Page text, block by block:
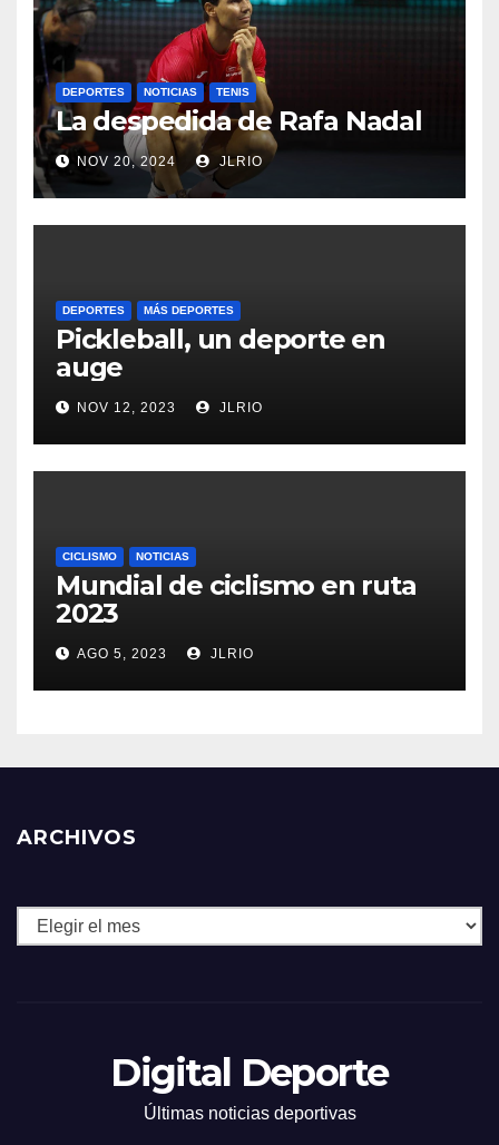
DEPORTES NOTICIAS TENIS
La despedida de Rafa Nadal
NOV 20, 2024 JLRIO
DEPORTES MÁS DEPORTES
Pickleball, un deporte en
auge
NOV 12, 2023 JLRIO
CICLISMO NOTICIAS
Mundial de ciclismo en ruta
2023
AGO 5, 2023 JLRIO
ARCHIVOS
Archivos
Digital Deporte
Últimas noticias deportivas